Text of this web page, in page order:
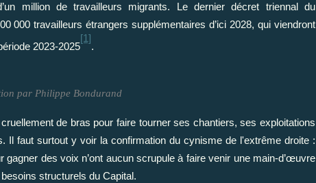
million de travailleurs migrants. Le dernier décret triennal du
000 travailleurs étrangers supplémentaires d’ici 2028, qui viendront
2023-2025
[1]
.
par Philippe Bondurand
de bras pour faire tourner ses chantiers, ses exploitations
Il faut surtout y voir la confirmation du cynisme de l'extrême droite :
gagner des voix n’ont aucun scrupule à faire venir une main-d’œuvre
structurels du Capital.